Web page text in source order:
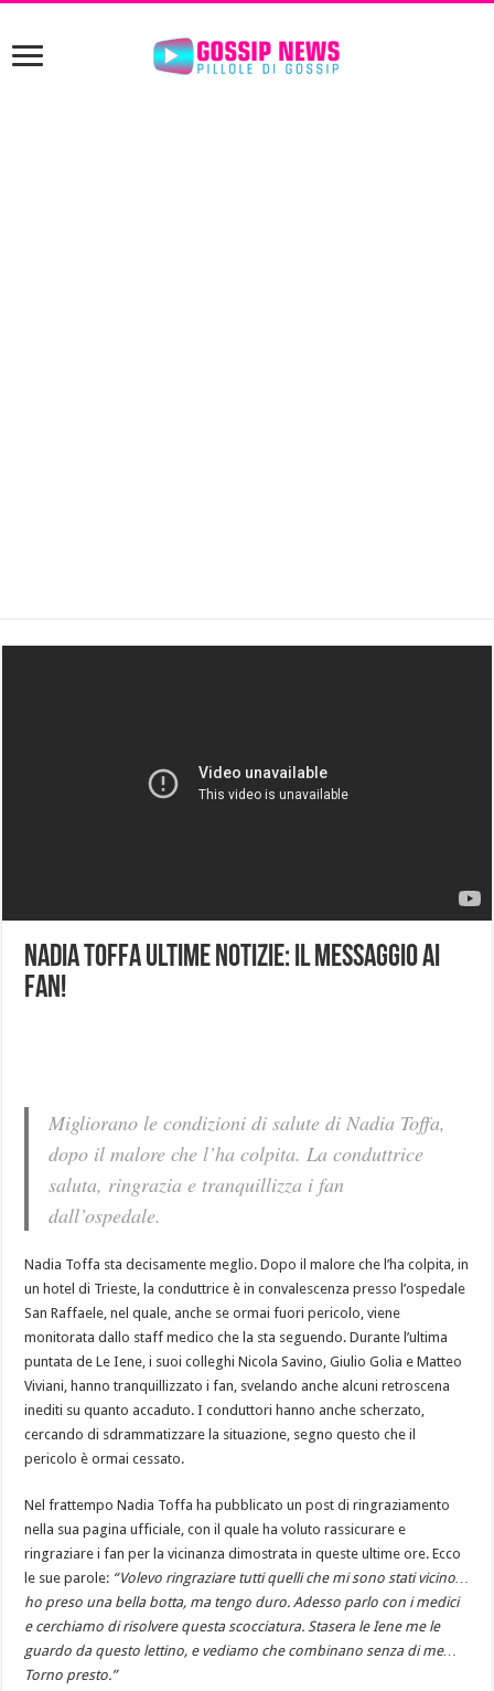
Nadia Toffa Ultime Notizie: Il messaggio ai
Fan!
Migliorano le condizioni di salute di Nadia Toffa,
dopo il malore che l’ha colpita. La conduttrice
saluta, ringrazia e tranquillizza i fan
dall’ospedale.
Nadia Toffa sta decisamente meglio. Dopo il malore che l’ha colpita, in
un hotel di Trieste, la conduttrice è in convalescenza presso l’ospedale
San Raffaele, nel quale, anche se ormai fuori pericolo, viene
monitorata dallo staff medico che la sta seguendo. Durante l’ultima
puntata de Le Iene, i suoi colleghi Nicola Savino, Giulio Golia e Matteo
Viviani, hanno tranquillizzato i fan, svelando anche alcuni retroscena
inediti su quanto accaduto. I conduttori hanno anche scherzato,
cercando di sdrammatizzare la situazione, segno questo che il
pericolo è ormai cessato.
Nel frattempo Nadia Toffa ha pubblicato un post di ringraziamento
nella sua pagina ufficiale, con il quale ha voluto rassicurare e
ringraziare i fan per la vicinanza dimostrata in queste ultime ore. Ecco
le sue parole: “Volevo ringraziare tutti quelli che mi sono stati vicino…
ho preso una bella botta, ma tengo duro. Adesso parlo con i medici
e cerchiamo di risolvere questa scocciatura. Stasera le Iene me le
guardo da questo lettino, e vediamo che combinano senza di me…
Torno presto.”